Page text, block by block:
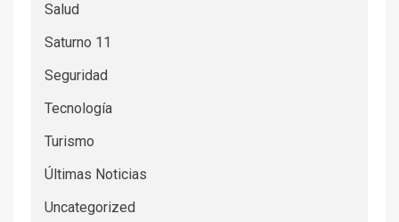
Salud
Saturno 11
Seguridad
Tecnología
Turismo
Últimas Noticias
Uncategorized